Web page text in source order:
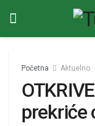
Početna Aktuelno
prekriće